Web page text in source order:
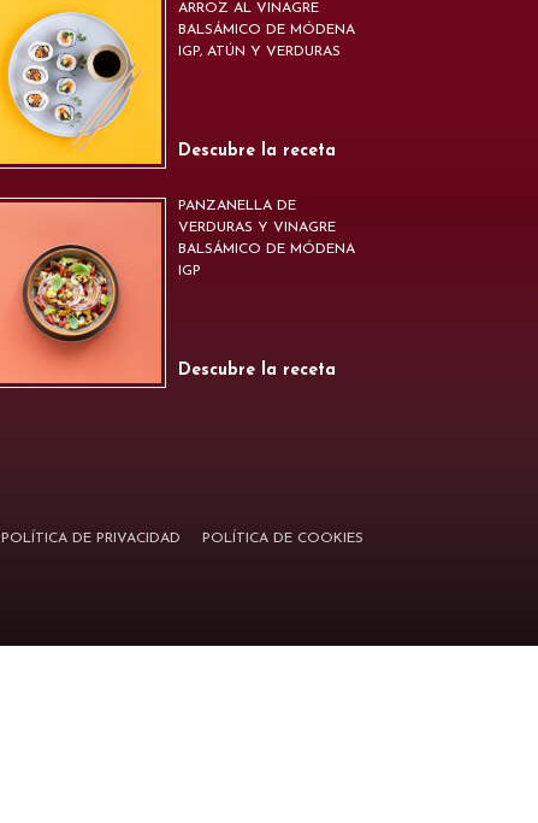
ARROZ AL VINAGRE
BALSÁMICO DE MÓDENA
IGP, ATÚN Y VERDURAS
Descubre la receta
PANZANELLA DE
VERDURAS Y VINAGRE
BALSÁMICO DE MÓDENA
IGP
Descubre la receta
POLÍTICA DE PRIVACIDAD POLÍTICA DE COOKIES